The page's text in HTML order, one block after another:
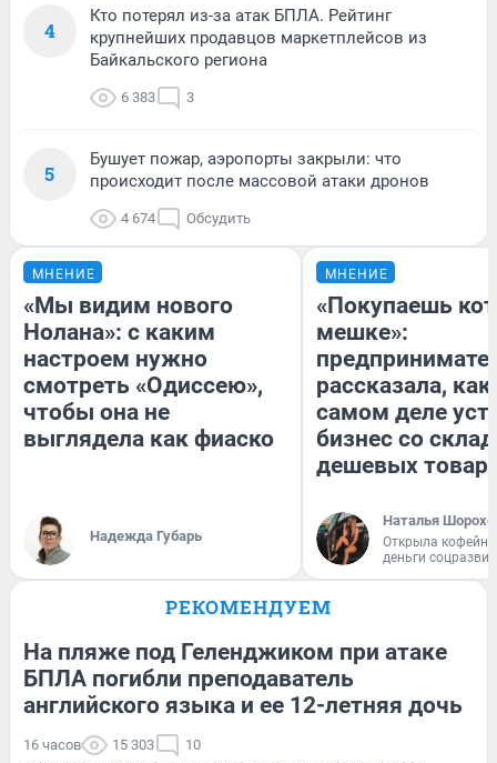
4
Кто потерял из-за атак БПЛА. Рейтинг
крупнейших продавцов маркетплейсов из
Байкальского региона
6 383 3
5
Бушует пожар, аэропорты закрыли: что
происходит после массовой атаки дронов
4 674 Обсудить
МНЕНИЕ
«Мы видим нового
Нолана»: с каким
настроем нужно
смотреть «Одиссею»,
чтобы она не
выглядела как фиаско
Надежда Губарь
МНЕНИЕ
«Покупаешь
мешке»:
рассказала, как
самом деле
бизнес со
дешевых
Наталья
Открыла
деньги
РЕКОМЕНДУЕМ
На пляже под Геленджиком при атаке
БПЛА погибли преподаватель
английского языка и ее 12-летняя дочь
16 часов 15 303 10